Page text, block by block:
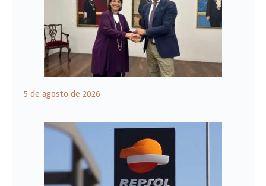
5 de agosto de 2026